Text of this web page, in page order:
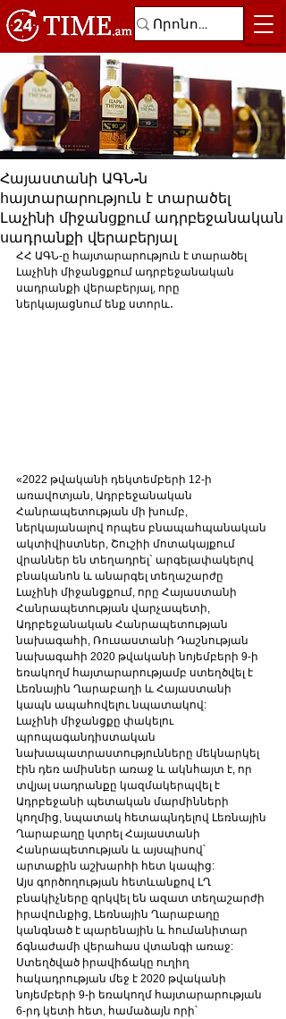
Հայաստանի ԱԳՆ-ն
հայտարարություն է տարածել
Լաչինի միջանցքում ադրբեջանական
սադրանքի վերաբերյալ
ՀՀ ԱԳՆ-ը հայտարարություն է տարածել
Լաչինի միջանցքում ադրբեջանական
սադրանքի վերաբերյալ, որը
ներկայացնում ենք ստորև․
«2022 թվականի դեկտեմբերի 12-ի
առավոտյան, Ադրբեջանական
Հանրապետության մի խումբ,
ներկայանալով որպես բնապահպանական
ակտիվիստներ, Շուշիի մոտակայքում
վրաններ են տեղադրել` արգելափակելով
բնականոն և անարգել տեղաշարժը
Լաչինի միջանցքում, որը Հայաստանի
Հանրապետության վարչապետի,
Ադրբեջանական Հանրապետության
նախագահի, Ռուսաստանի Դաշնության
նախագահի 2020 թվականի նոյեմբերի 9-ի
եռակողմ հայտարարությամբ ստեղծվել է
Լեռնային Ղարաբաղի և Հայաստանի
կապն ապահովելու նպատակով:
Լաչինի միջանցքը փակելու
պրոպագանդիստական
նախապատրաստությունները մեկնարկել
էին դեռ ամիսներ առաջ և ակնհայտ է, որ
տվյալ սադրանքը կազմակերպվել է
Ադրբեջանի պետական մարմինների
կողմից, նպատակ հետապնդելով Լեռնային
Ղարաբաղը կտրել Հայաստանի
Հանրապետության և այսպիսով՝
արտաքին աշխարհի հետ կապից:
Այս գործողության հետևանքով ԼՂ
բնակիչները զրկվել են ազատ տեղաշարժի
իրավունքից, Լեռնային Ղարաբաղը
կանգնած է պարենային և հումանիտար
ճգնաժամի վերահաս վտանգի առաջ:
Ստեղծված իրավիճակը ուղիղ
հակադրության մեջ է 2020 թվականի
նոյեմբերի 9-ի եռակողմ հայտարարության
6-րդ կետի հետ, համաձայն որի՝